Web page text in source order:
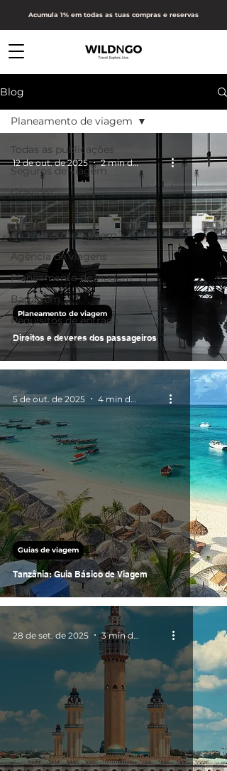
Acumula 1% em todas as tuas compras e reservas
Blog
Todas as publicações
Seguros de viagem
Gravidez
Itinerários
Conselhos de viagem
Agência de viagens
Planeamento de viagem
Bagagem
Requisitos de entrada
Guias de viagem
Planeamento de viagem
Direitos e deveres dos passageiros
Planeamento de viagem
12 de out. de 2025 2 min de leitura
Tanzânia: Guia Básico de Viagem
Guias de viagem
5 de out. de 2025 4 min de leitura
28 de set. de 2025 3 min de leitura